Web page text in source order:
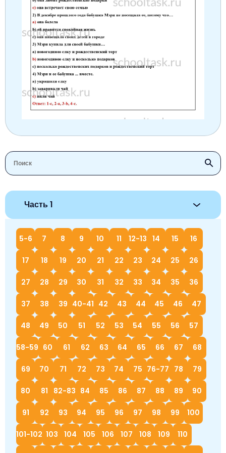
Часть 1
5-6 7 8 9 10 11 12-13 14 15 16
17 18 19 20 21 22 23 24 25 26
27 28 29 30 31 32 33 34 35 36
37 38 39 40-41 42 43 44 45 46 47
48 49 50 51 52 53 54 55 56 57
58-59 60 61 62 63 64 65 66 67 68
69 70 71 72 73 74 75 76-77 78 79
80 81 82-83 84 85 86 87 88 89 90
91 92 93 94 95 96 97 98 99 100
101-102 103 104 105 106 107 108 109 110